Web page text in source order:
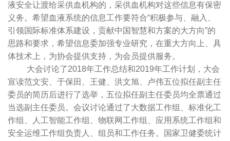
液安全让渡给采供血机构的，采供血机构对这些信息有保密
义务。希望血液系统的信息工作要符合“积极参与、融入、
引领国际标准体系建设，贡献中国智慧和方案的大方向”的
思路和要求，希望信息委加强专业研究，在重大方向上、具
体技术上，为协会提供支持，为会员提供服务。
大会讨论了2018年工作总结和2019年工作计划，大会
宣读范文安、于保田、王健、洪文旭、卢伟五位拟任副主任
委员的简历后进行了选举，五位拟任副主任委员均全票通过
当选副主任委员。会议讨论通过了大数据工作组、标准化工
作组、人工智能工作组、物联网工作组、应用系统工作组和
安全运维工作组负责人、组员和工作任务。国家卫健委统计